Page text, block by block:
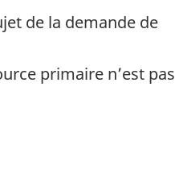
de la demande de
primaire n’est pas